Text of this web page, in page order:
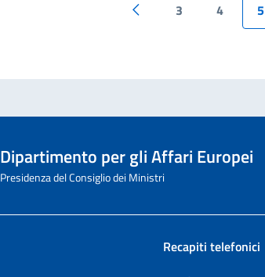
Pagina precedente
3 4 5
Dipartimento per gli Affari Europei
Presidenza del Consiglio dei Ministri
Recapiti telefonici